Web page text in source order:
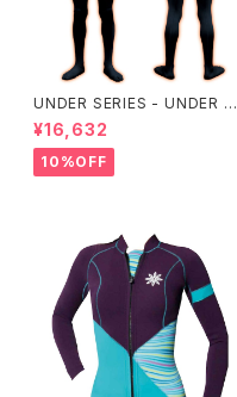
UNDER SERIES - UNDER pe
rformance ALL+即暖
¥16,632
10%OFF